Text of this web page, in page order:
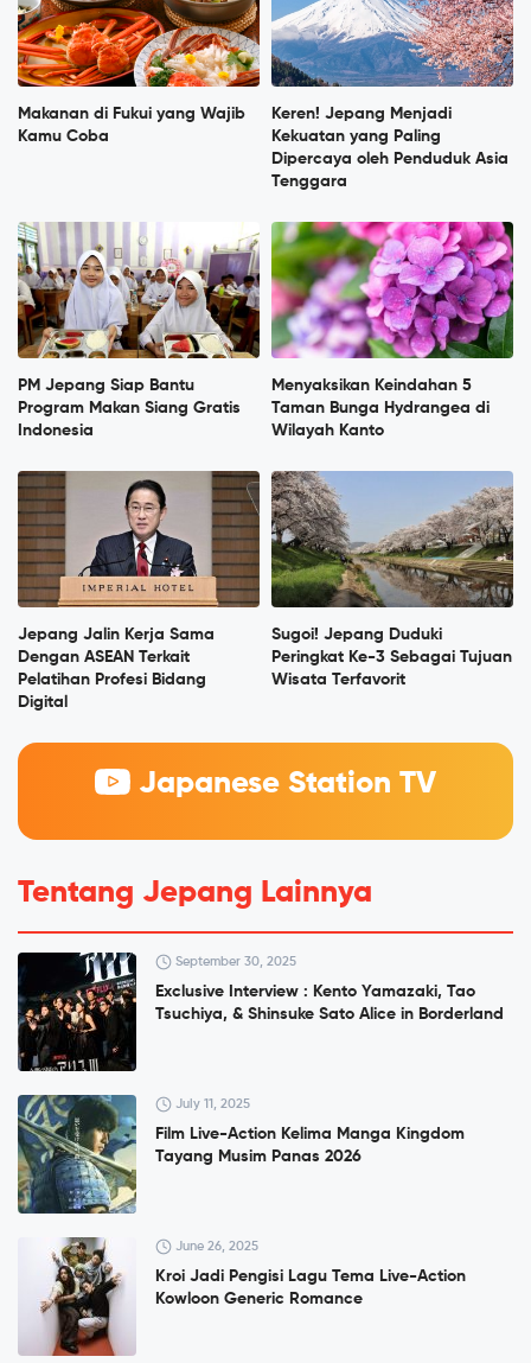
Makanan di Fukui yang Wajib
Kamu Coba
Keren! Jepang Menjadi
Kekuatan yang Paling
Dipercaya oleh Penduduk Asia
Tenggara
PM Jepang Siap Bantu
Program Makan Siang Gratis
Indonesia
Menyaksikan Keindahan 5
Taman Bunga Hydrangea di
Wilayah Kanto
Jepang Jalin Kerja Sama
Dengan ASEAN Terkait
Pelatihan Profesi Bidang
Digital
Sugoi! Jepang Duduki
Peringkat Ke-3 Sebagai Tujuan
Wisata Terfavorit
Japanese Station TV
Tentang Jepang Lainnya
September 30, 2025
Exclusive Interview : Kento Yamazaki, Tao
Tsuchiya, & Shinsuke Sato Alice in Borderland
July 11, 2025
Film Live-Action Kelima Manga Kingdom
Tayang Musim Panas 2026
June 26, 2025
Kroi Jadi Pengisi Lagu Tema Live-Action
Kowloon Generic Romance